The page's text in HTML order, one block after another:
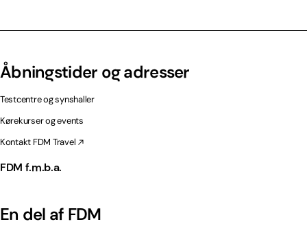
Åbningstider og adresser
Testcentre og synshaller
Kørekurser og events
Kontakt FDM Travel
FDM f.m.b.a.
En del af FDM